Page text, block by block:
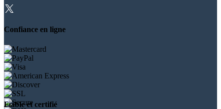
Confiance en ligne
Fiable et certifié